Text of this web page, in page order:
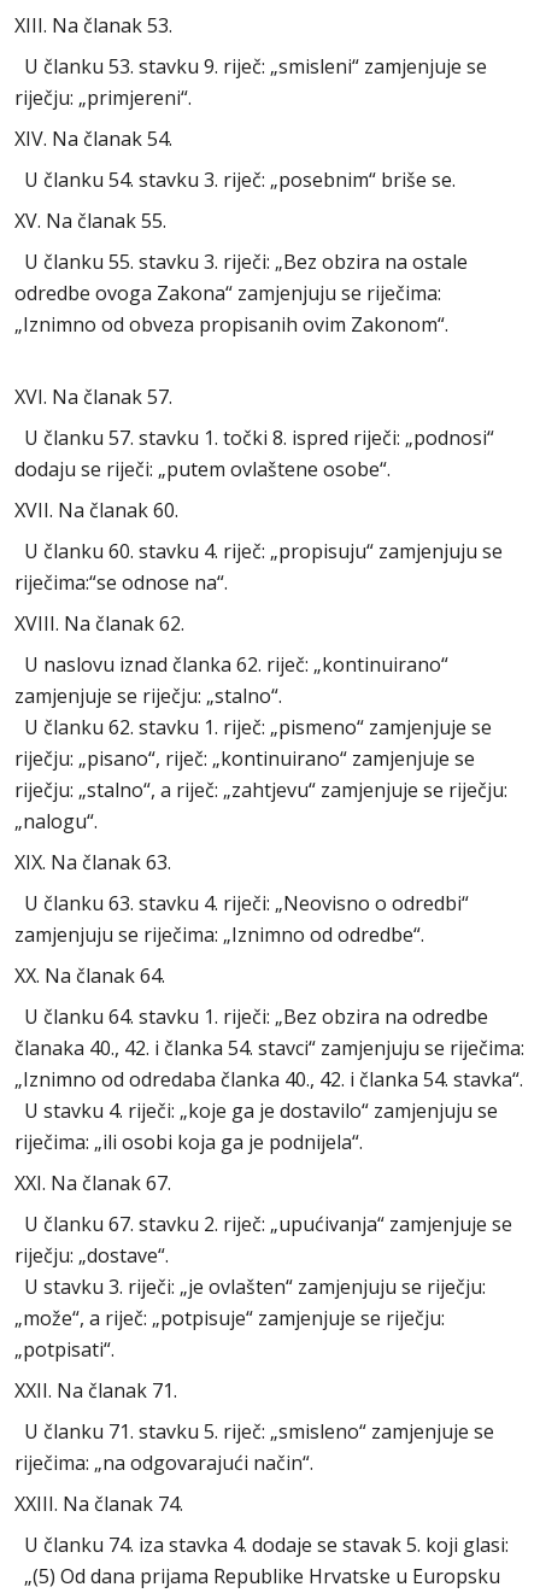
XIII. Na članak 53.
U članku 53. stavku 9. riječ: „smisleni“ zamjenjuje se
riječju: „primjereni“.
XIV. Na članak 54.
U članku 54. stavku 3. riječ: „posebnim“ briše se.
XV. Na članak 55.
U članku 55. stavku 3. riječi: „Bez obzira na ostale
odredbe ovoga Zakona“ zamjenjuju se riječima:
„Iznimno od obveza propisanih ovim Zakonom“.
XVI. Na članak 57.
U članku 57. stavku 1. točki 8. ispred riječi: „podnosi“
dodaju se riječi: „putem ovlaštene osobe“.
XVII. Na članak 60.
U članku 60. stavku 4. riječ: „propisuju“ zamjenjuju se
riječima:“se odnose na“.
XVIII. Na članak 62.
U naslovu iznad članka 62. riječ: „kontinuirano“
zamjenjuje se riječju: „stalno“.
U članku 62. stavku 1. riječ: „pismeno“ zamjenjuje se
riječju: „pisano“, riječ: „kontinuirano“ zamjenjuje se
riječju: „stalno“, a riječ: „zahtjevu“ zamjenjuje se riječju:
„nalogu“.
XIX. Na članak 63.
U članku 63. stavku 4. riječi: „Neovisno o odredbi“
zamjenjuju se riječima: „Iznimno od odredbe“.
XX. Na članak 64.
U članku 64. stavku 1. riječi: „Bez obzira na odredbe
članaka 40., 42. i članka 54. stavci“ zamjenjuju se riječima:
„Iznimno od odredaba članka 40., 42. i članka 54. stavka“.
U stavku 4. riječi: „koje ga je dostavilo“ zamjenjuju se
riječima: „ili osobi koja ga je podnijela“.
XXI. Na članak 67.
U članku 67. stavku 2. riječ: „upućivanja“ zamjenjuje se
riječju: „dostave“.
U stavku 3. riječi: „je ovlašten“ zamjenjuju se riječju:
„može“, a riječ: „potpisuje“ zamjenjuje se riječju:
„potpisati“.
XXII. Na članak 71.
U članku 71. stavku 5. riječ: „smisleno“ zamjenjuje se
riječima: „na odgovarajući način“.
XXIII. Na članak 74.
U članku 74. iza stavka 4. dodaje se stavak 5. koji glasi:
„(5) Od dana prijama Republike Hrvatske u Europsku